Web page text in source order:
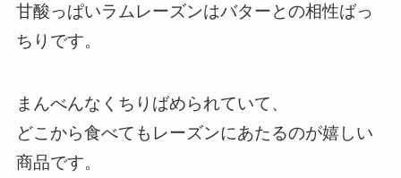
甘酸っぱいラムレーズンはバターとの相性ばっ
ちりです。
まんべんなくちりばめられていて、
どこから食べてもレーズンにあたるのが嬉しい
商品です。